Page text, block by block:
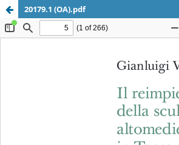
20179.1 (OA).pdf